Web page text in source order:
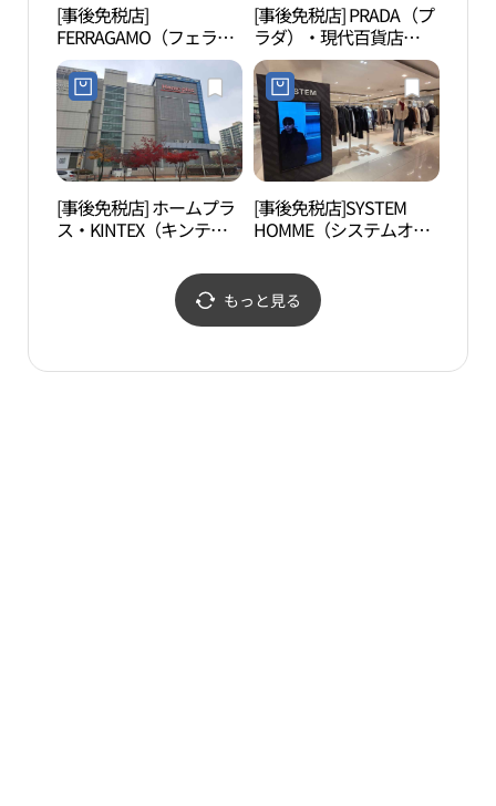
[事後免税店]
FERRAGAMO（フェラガ
モ）・現代百貨店
KINTEX（キンテック
ス）店(페라가모 현대백
화점 킨텍스점)
[事後免税店] PRADA（プ
ラダ）・現代百貨店
KINTEX（キンテック
ス）店(프라다 현대백화
점 킨텍스점)
[事後免税店] ホームプラ
ス・KINTEX（キンテッ
[事後免税店]SYSTEM
HOMME（システムオ
KINTEX（キンテック
ス）店(시스템옴므 현대
백화점 킨텍스점)
もっと見る